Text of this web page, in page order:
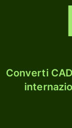
Converti